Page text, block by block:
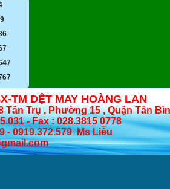
TM DỆT MAY HOÀNG LAN
Tân Trụ , Phường 15 , Quận Tân
- Fax : 028.3815 0778
- 0919.372.579 Ms Liễu